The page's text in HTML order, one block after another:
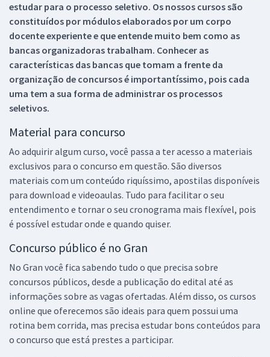
estudar para o processo seletivo. Os nossos cursos são
constituídos por módulos elaborados por um corpo
docente experiente e que entende muito bem como as
bancas organizadoras trabalham. Conhecer as
características das bancas que tomam a frente da
organização de concursos é importantíssimo, pois cada
uma tem a sua forma de administrar os processos
seletivos.
Material para concurso
Ao adquirir algum curso, você passa a ter acesso a materiais
exclusivos para o concurso em questão. São diversos
materiais com um conteúdo riquíssimo, apostilas disponíveis
para download e videoaulas. Tudo para facilitar o seu
entendimento e tornar o seu cronograma mais flexível, pois
é possível estudar onde e quando quiser.
Concurso público é no Gran
No Gran você fica sabendo tudo o que precisa sobre
concursos públicos, desde a publicação do edital até as
informações sobre as vagas ofertadas. Além disso, os cursos
online que oferecemos são ideais para quem possui uma
rotina bem corrida, mas precisa estudar bons conteúdos para
o concurso que está prestes a participar.